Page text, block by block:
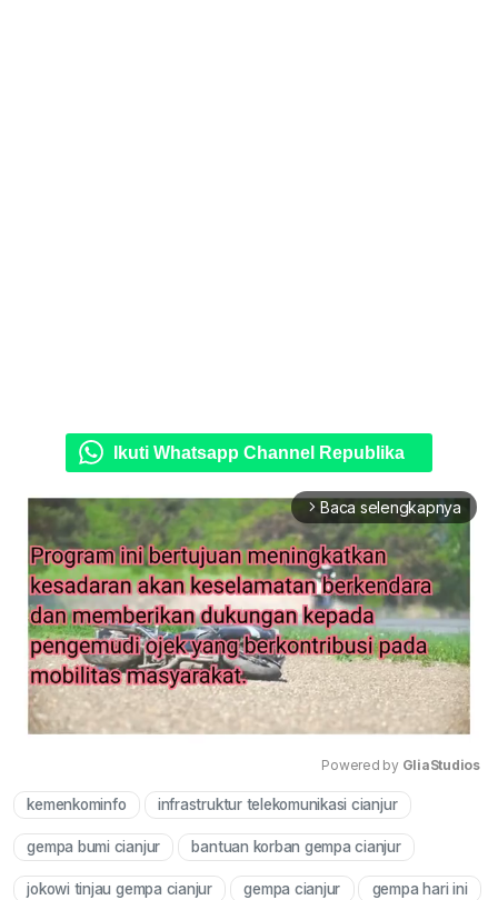
Ikuti Whatsapp Channel Republika
arrow_forward_ios Baca selengkapnya
Mute
Powered by GliaStudios
kemenkominfo infrastruktur telekomunikasi cianjur
gempa bumi cianjur bantuan korban gempa cianjur
jokowi tinjau gempa cianjur gempa cianjur gempa hari ini